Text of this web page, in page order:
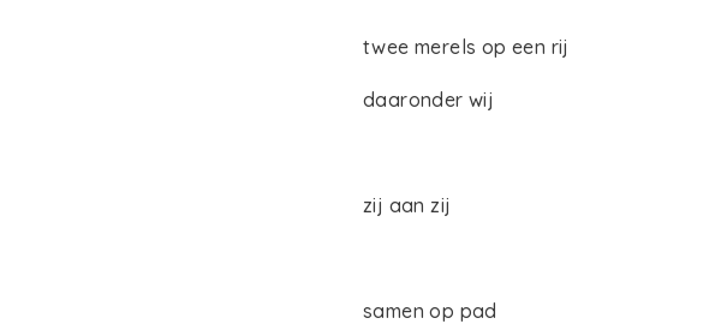
twee merels op een rij
daaronder wij
zij aan zij
samen op pad